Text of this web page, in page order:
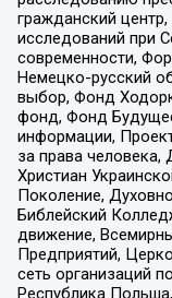
гражданский
исследований при
современности,
Немецко-русский
выбор, Фонд
фонд, Фонд
информации,
за права человека,
Христиан
Поколение,
Библейский
движение,
Предприятий,
сеть организаций
Республика